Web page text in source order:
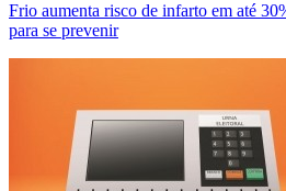
Frio aumenta risco de infarto em até
para se prevenir